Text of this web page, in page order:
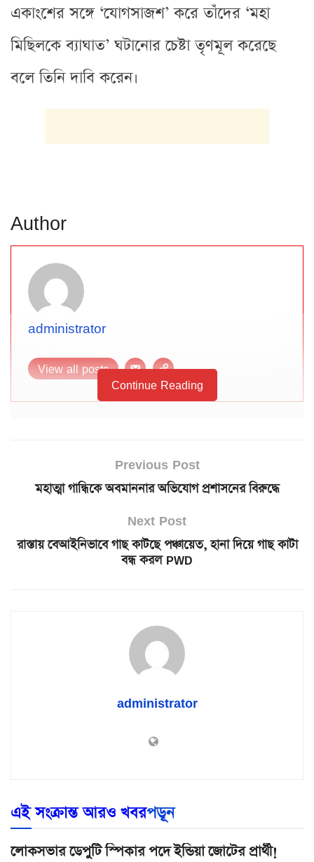
একাংশের সঙ্গে ‘যোগসাজশ’ করে তাঁদের ‘মহা
মিছিলকে ব্যাঘাত’ ঘটানোর চেষ্টা তৃণমূল করেছে
বলে তিনি দাবি করেন।
Author
administrator
View all posts
Continue Reading
Previous Post
মহাত্মা গান্ধিকে অবমাননার অভিযোগ প্রশাসনের বিরুদ্ধে
Next Post
রাস্তায় বেআইনিভাবে গাছ কাটছে পঞ্চায়েত, হানা দিয়ে গাছ কাটা
বন্ধ করল PWD
administrator
এই সংক্রান্ত আরও খবরপড়ূন
লোকসভার ডেপুটি স্পিকার পদে ইন্ডিয়া জোটের প্রার্থী!